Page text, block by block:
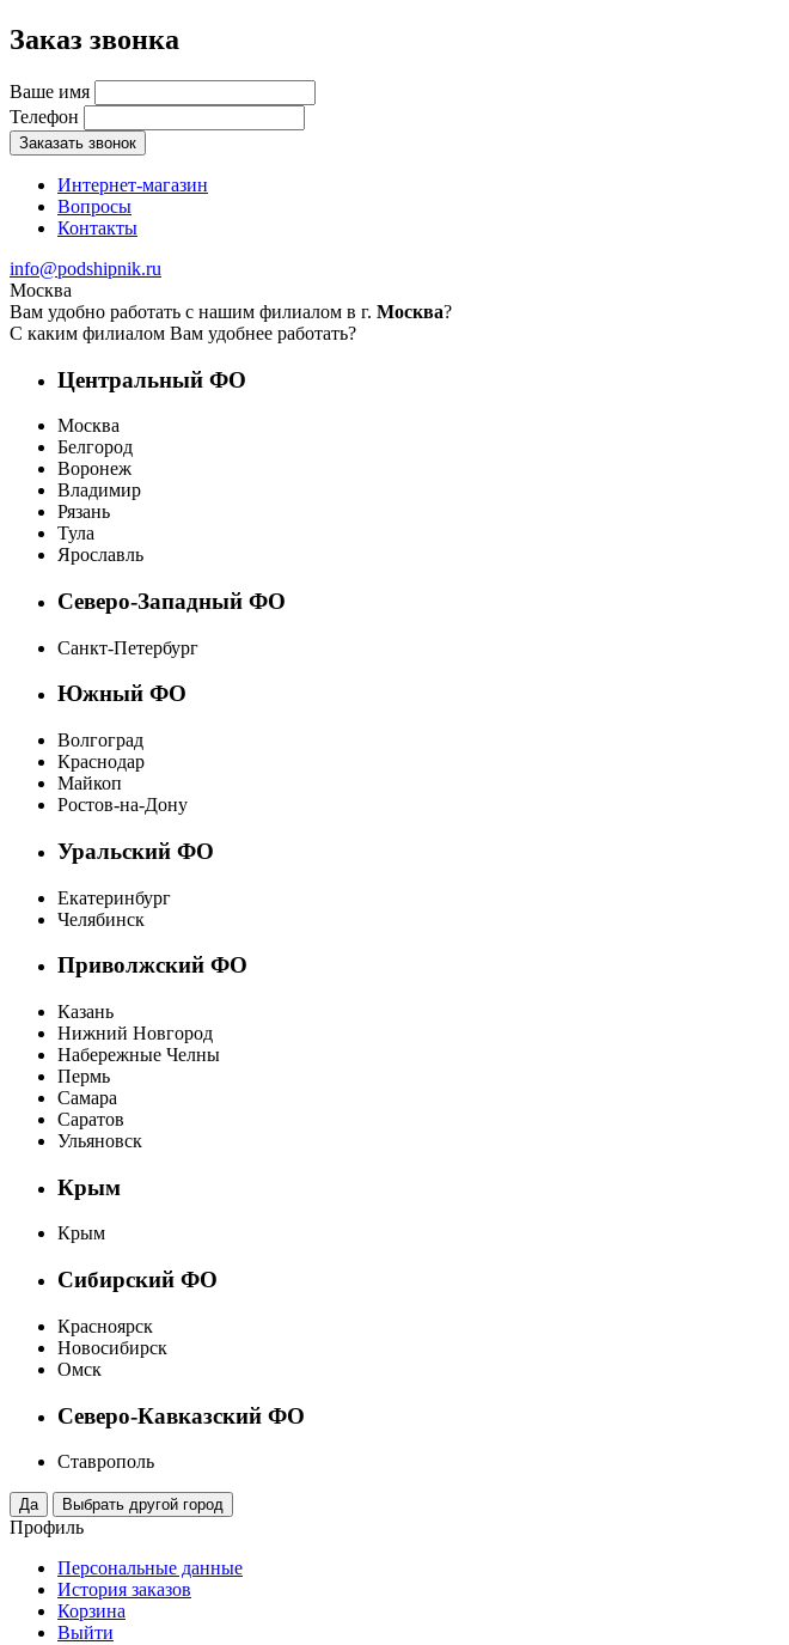
Заказ звонка
Ваше имя
Телефон
Заказать звонок
Интернет-магазин
Вопросы
Контакты
info@podshipnik.ru
Москва
Вам удобно работать с нашим филиалом в г. Москва?
С каким филиалом Вам удобнее работать?
Центральный ФО
Москва
Белгород
Воронеж
Владимир
Рязань
Тула
Ярославль
Северо-Западный ФО
Санкт-Петербург
Южный ФО
Волгоград
Краснодар
Майкоп
Ростов-на-Дону
Уральский ФО
Екатеринбург
Челябинск
Приволжский ФО
Казань
Нижний Новгород
Набережные Челны
Пермь
Самара
Саратов
Ульяновск
Крым
Крым
Сибирский ФО
Красноярск
Новосибирск
Омск
Северо-Кавказский ФО
Ставрополь
Профиль
Персональные данные
История заказов
Корзина
Выйти